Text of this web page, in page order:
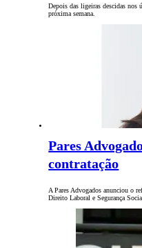
Depois das ligeiras descidas nos
próxima semana.
Pares
contratação
A Pares Advogados anunciou o
Direito Laboral e Segurança